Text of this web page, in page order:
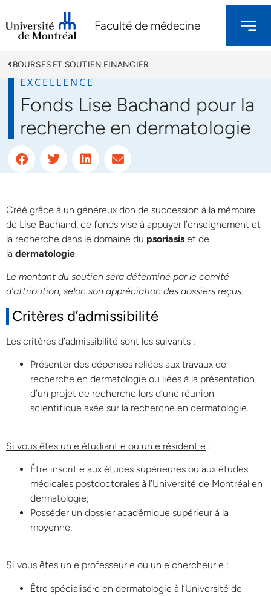
Faculté de médecine
BOURSES ET SOUTIEN FINANCIER
EXCELLENCE
Fonds Lise Bachand pour la
recherche en dermatologie
Créé grâce à un généreux don de succession à la mémoire
de Lise Bachand, ce fonds vise à appuyer l’enseignement et
la recherche dans le domaine du psoriasis et de
la dermatologie.
Le montant du soutien sera déterminé par le comité
d’attribution, selon son appréciation des dossiers reçus.
Critères d’admissibilité
Les critères d’admissibilité sont les suivants :
Présenter des dépenses reliées aux travaux de
recherche en dermatologie ou liées à la présentation
d’un projet de recherche lors d’une réunion
scientifique axée sur la recherche en dermatologie.
Si vous êtes un·e étudiant·e ou un·e résident·e :
Être inscrit·e aux études supérieures ou aux études
médicales postdoctorales à l’Université de Montréal en
dermatologie;
Posséder un dossier académique supérieur à la
moyenne.
Si vous êtes un·e professeur·e ou un·e chercheur·e :
Être spécialisé·e en dermatologie à l’Université de